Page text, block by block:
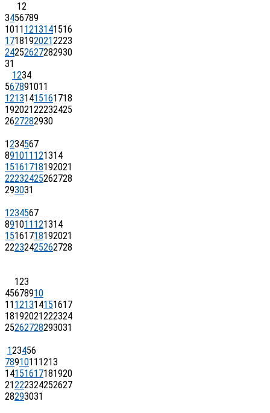
12
3456789
1011 1213141516
17181920212223
24252627282930
31
1234
567891011
12131415161718
19202122232425
2627282930
1234567
891011 121314
15161718192021
22232425262728
293031
1234567
891011 121314
15161718192021
22232425262728
123
45678910
11 121314151617
18192021222324
25262728293031
123456
7891011 1213
14151617181920
21222324252627
28293031